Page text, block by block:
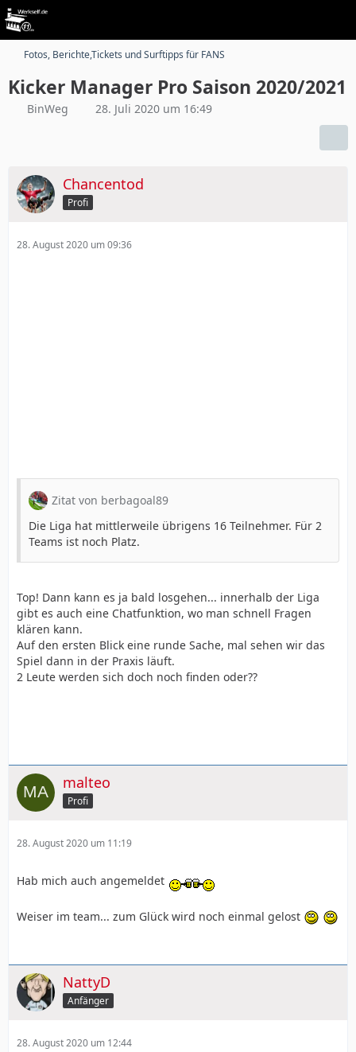
Fotos, Berichte,Tickets und Surftipps für FANS
Kicker Manager Pro Saison 2020/2021
BinWeg 28. Juli 2020 um 16:49
Chancentod
Profi
28. August 2020 um 09:36
Zitat von berbagoal89
Die Liga hat mittlerweile übrigens 16 Teilnehmer. Für 2
Teams ist noch Platz.
Top! Dann kann es ja bald losgehen... innerhalb der Liga
gibt es auch eine Chatfunktion, wo man schnell Fragen
klären kann.
Auf den ersten Blick eine runde Sache, mal sehen wir das
Spiel dann in der Praxis läuft.
2 Leute werden sich doch noch finden oder??
malteo
Profi
28. August 2020 um 11:19
Hab mich auch angemeldet
Weiser im team... zum Glück wird noch einmal gelost
NattyD
Anfänger
28. August 2020 um 12:44